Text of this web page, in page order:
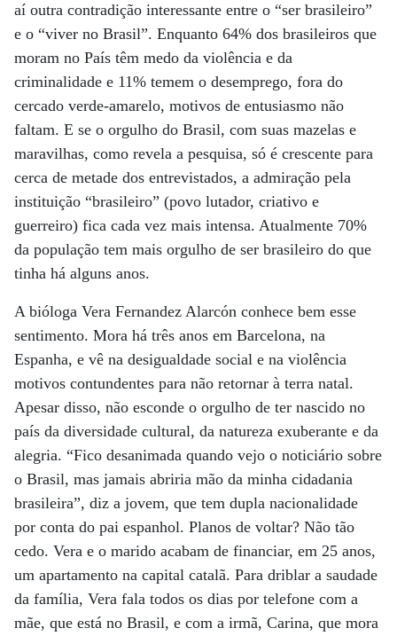
aí outra contradição interessante entre o “ser brasileiro”
e o “viver no Brasil”. Enquanto 64% dos brasileiros que
moram no País têm medo da violência e da
criminalidade e 11% temem o desemprego, fora do
cercado verde-amarelo, motivos de entusiasmo não
faltam. E se o orgulho do Brasil, com suas mazelas e
maravilhas, como revela a pesquisa, só é crescente para
cerca de metade dos entrevistados, a admiração pela
instituição “brasileiro” (povo lutador, criativo e
guerreiro) fica cada vez mais intensa. Atualmente 70%
da população tem mais orgulho de ser brasileiro do que
tinha há alguns anos.
A bióloga Vera Fernandez Alarcón conhece bem esse
sentimento. Mora há três anos em Barcelona, na
Espanha, e vê na desigualdade social e na violência
motivos contundentes para não retornar à terra natal.
Apesar disso, não esconde o orgulho de ter nascido no
país da diversidade cultural, da natureza exuberante e da
alegria. “Fico desanimada quando vejo o noticiário sobre
o Brasil, mas jamais abriria mão da minha cidadania
brasileira”, diz a jovem, que tem dupla nacionalidade
por conta do pai espanhol. Planos de voltar? Não tão
cedo. Vera e o marido acabam de financiar, em 25 anos,
um apartamento na capital catalã. Para driblar a saudade
da família, Vera fala todos os dias por telefone com a
mãe, que está no Brasil, e com a irmã, Carina, que mora